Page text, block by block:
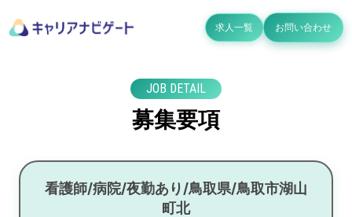
求人一覧 お問い合わせ
JOB DETAIL
募集要項
看護師/病院/夜勤あり/鳥取県/鳥取市湖山
町北